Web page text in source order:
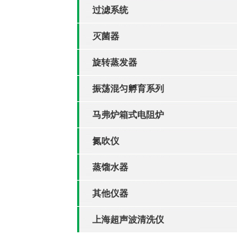
过滤系统
灭菌器
旋转蒸发器
振荡混匀孵育系列
马弗炉箱式电阻炉
氮吹仪
蒸馏水器
其他仪器
上海超声波清洗仪